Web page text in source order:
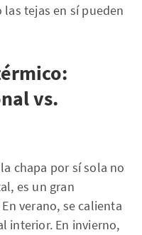
tejas en sí pueden
vs.
chapa por sí sola no
es un gran
verano, se calienta
interior. En invierno,